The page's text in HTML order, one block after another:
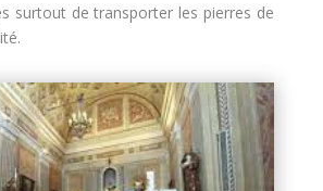
surtout de transporter les pierres de